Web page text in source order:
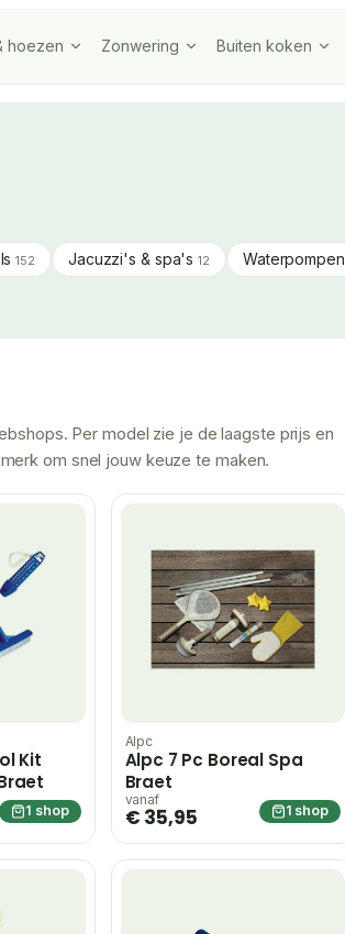
hoezen Zonwering Buiten koken
152 Jacuzzi's & spa's12 Waterpompen
Per model zie je de laagste prijs en
om snel jouw keuze te maken.
Kit
1 shop
Alpc
Alpc 7 Pc Boreal Spa
Braet
vanaf
€ 35,95 1 shop